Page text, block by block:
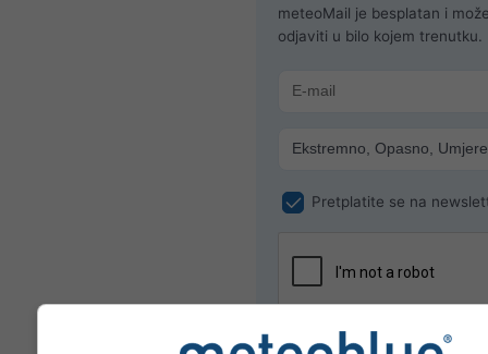
meteoMail je besplatan i
odjaviti u bilo kojem trenutku.
Pretplatite se na